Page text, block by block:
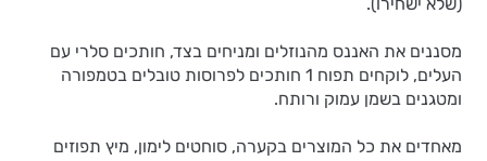
מסננים את האננס מהנוזלים ומניחים בצד, חותכים סלרי עם
העלים, לוקחים תפוח 1 חותכים לפרוסות טובלים בטמפורה
ומטגנים בשמן עמוק ורותח.
מאחדים את כל המוצרים בקערה, סוחטים לימון, מיץ תפוזים